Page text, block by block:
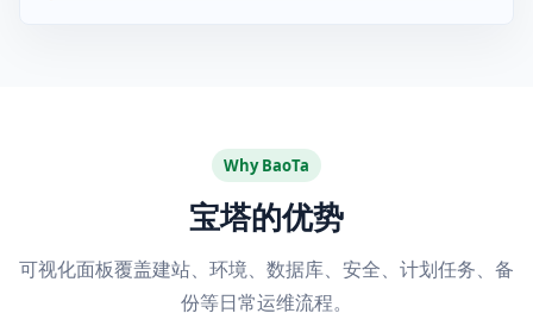
Why BaoTa
宝塔的优势
可视化面板覆盖建站、环境、数据库、安全、计划任务、备
份等日常运维流程。